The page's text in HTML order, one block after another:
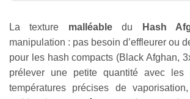
La texture malléabledu Hash
manipulation : pas besoin d’effleurer ou
pour les hash compacts (Black Afghan,
prélever une petite quantité avec les
températures précises de